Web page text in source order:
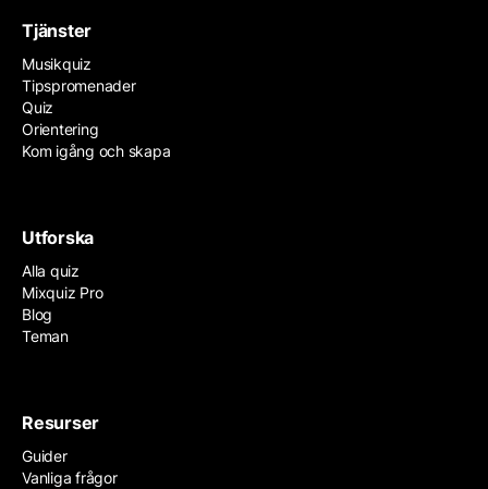
Tjänster
Musikquiz
Tipspromenader
Quiz
Orientering
Kom igång och skapa
Utforska
Alla quiz
Mixquiz Pro
Blog
Teman
Resurser
Guider
Vanliga frågor